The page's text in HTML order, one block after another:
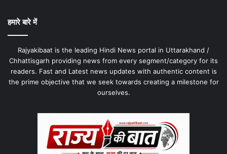
हमारे बारे में
Rajyakibaat is the leading Hindi News portal in Uttarakhand /
Chhattisgarh providing news from every segment/category for its
readers. Fast and Latest news updates with authentic content is
the prime objective that we seek towards creating a milestone for
ourselves.